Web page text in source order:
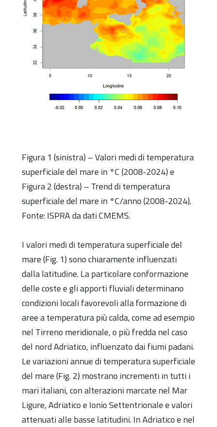
Figura 1 (sinistra) – Valori medi di temperatura
superficiale del mare in °C (2008-2024) e
Figura 2 (destra) – Trend di temperatura
superficiale del mare in °C/anno (2008-2024).
Fonte: ISPRA da dati CMEMS.
I valori medi di temperatura superficiale del
mare (Fig. 1) sono chiaramente influenzati
dalla latitudine. La particolare conformazione
delle coste e gli apporti fluviali determinano
condizioni locali favorevoli alla formazione di
aree a temperatura più calda, come ad esempio
nel Tirreno meridionale, o più fredda nel caso
del nord Adriatico, influenzato dai fiumi padani.
Le variazioni annue di temperatura superficiale
del mare (Fig. 2) mostrano incrementi in tutti i
mari italiani, con alterazioni marcate nel Mar
Ligure, Adriatico e Ionio Settentrionale e valori
attenuati alle basse latitudini. In Adriatico e nel